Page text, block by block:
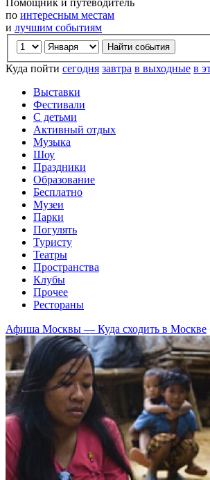
Помощник и путеводитель
по интересным местам
и лучшим событиям
Куда пойти сегодня завтра в выходные в
Выставки
Фестивали
С детьми
Активный отдых
Музыка
Шоу
Праздники
Образование
Бесплатно
Музеи
Парки
Погулять
Туристу
Театры
Пространства
Клубы
Прочее
Рестораны
Афиша Москвы — Куда сходить в Москве